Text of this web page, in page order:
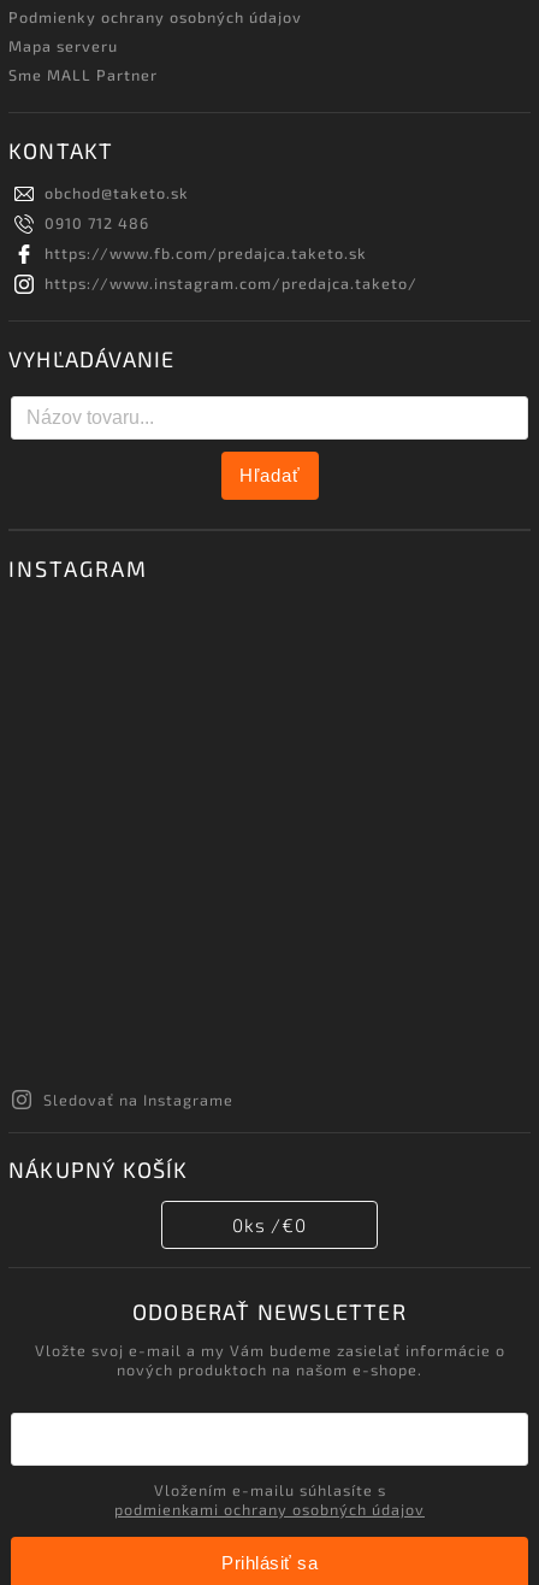
Podmienky ochrany osobných údajov
Mapa serveru
Sme MALL Partner
KONTAKT
obchod@taketo.sk
0910 712 486
https://www.fb.com/predajca.taketo.sk
https://www.instagram.com/predajca.taketo/
VYHĽADÁVANIE
Hľadať
INSTAGRAM
Sledovať na Instagrame
NÁKUPNÝ KOŠÍK
0ks /€0
ODOBERAŤ NEWSLETTER
Vložte svoj e-mail a my Vám budeme zasielať informácie o
nových produktoch na našom e-shope.
podmienkami ochrany osobných údajov
Prihlásiť sa